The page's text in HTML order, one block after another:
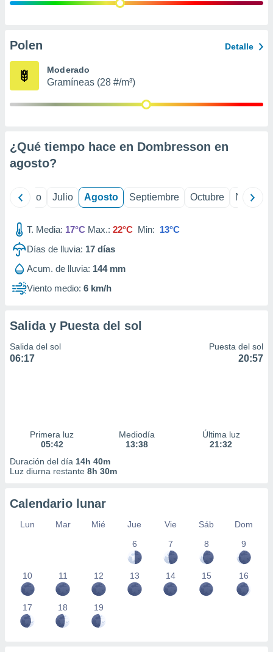
e
publicidad
Polen Detalle
Moderado
Gramíneas (28 #/m³)
¿Qué tiempo hace en Dombresson en
agosto?
Junio Julio Agosto Septiembre Octubre
T. Media: 17°C Max.: 22°C Min: 13°C
Días de lluvia: 17 días
Acum. de lluvia: 144 mm
Viento medio: 6 km/h
Salida y Puesta del sol
Salida del sol
06:17
Puesta del sol
20:57
Primera luz
05:42
Mediodía
13:38
Última luz
21:32
Duración del día 14h 40m
Luz diurna restante 8h 30m
Calendario lunar
Lun Mar Mié Jue Vie Sáb
Dom
6
7 8 9
10 11 12 13 14 15 16
17 18 19